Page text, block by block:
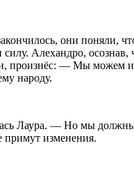
они поняли,
Алехандро, осознав,
произнёс: — Мы можем
народу.
Лаура. — Но мы
изменения.